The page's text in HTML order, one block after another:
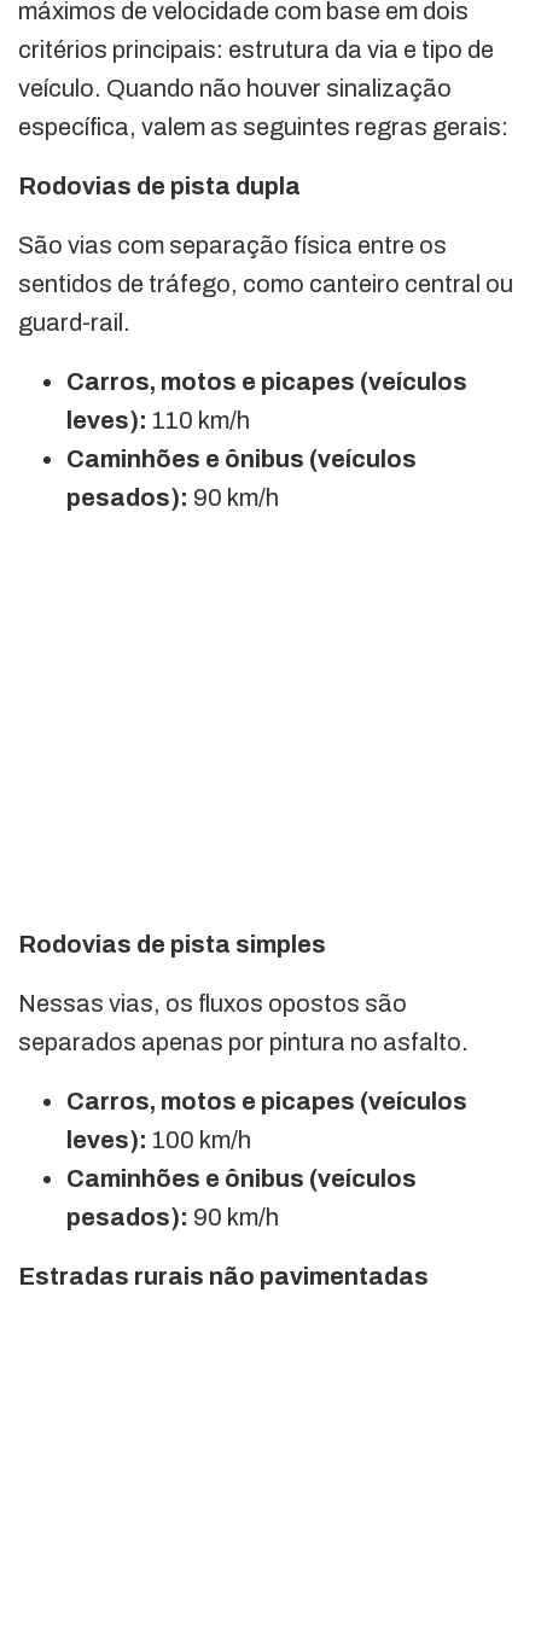
máximos de velocidade com base em dois
critérios principais: estrutura da via e tipo de
veículo. Quando não houver sinalização
específica, valem as seguintes regras gerais:
Rodovias de pista dupla
São vias com separação física entre os
sentidos de tráfego, como canteiro central ou
guard-rail.
Carros, motos e picapes (veículos
leves): 110 km/h
Caminhões e ônibus (veículos
pesados): 90 km/h
Rodovias de pista simples
Nessas vias, os fluxos opostos são
separados apenas por pintura no asfalto.
Carros, motos e picapes (veículos
leves): 100 km/h
Caminhões e ônibus (veículos
pesados): 90 km/h
Estradas rurais não pavimentadas